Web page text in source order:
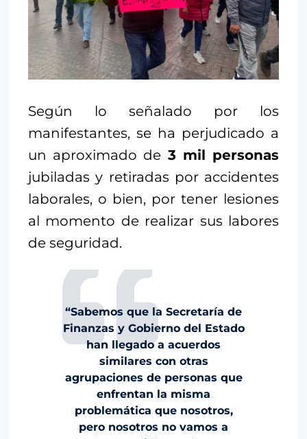
Según lo señalado por los
manifestantes, se ha perjudicado a
un aproximado de 3 mil personas
jubiladas y retiradas por accidentes
laborales, o bien, por tener lesiones
al momento de realizar sus labores
de seguridad.
“Sabemos que la Secretaría de
Finanzas y Gobierno del Estado
han llegado a acuerdos
similares con otras
agrupaciones de personas que
enfrentan la misma
problemática que nosotros,
pero nosotros no vamos a